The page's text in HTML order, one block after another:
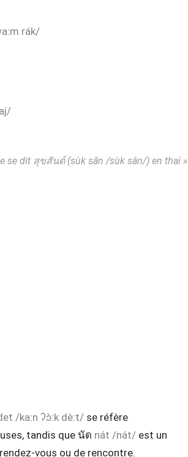
rák/
se dit สุขสันต์ (sùk săn /sùk sǎn/) en thaï »
/kaːn ʔɔ̀ːk dèːt/ se réfère
tandis que นัด nát /nát/ est un
vous ou de rencontre.